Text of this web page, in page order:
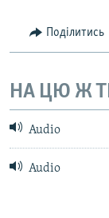
Поділитись
НА ЦЮ Ж
Audio
Audio